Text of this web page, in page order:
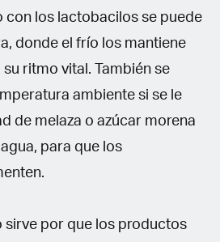
con los lactobacilos se puede
donde el frío los mantiene
ritmo vital. También se
ambiente si se le
de melaza o azúcar morena
para que los
sirve por que los productos